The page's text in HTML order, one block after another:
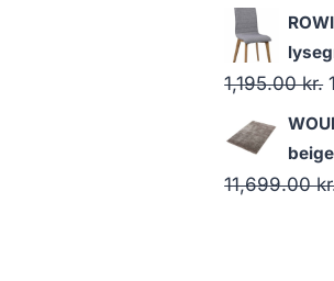
1,195.00kr.
11,699.00